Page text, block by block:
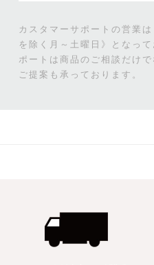
カスタマーサポートの営業
を除く月～土曜日》となって
ポートは商品のご相談だけ
ご提案も承っております。